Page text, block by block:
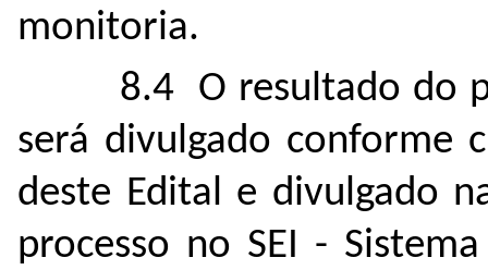
monitoria.
8.4 O resultado do
será divulgado conforme
deste Edital e divulgado
processo no SEI -